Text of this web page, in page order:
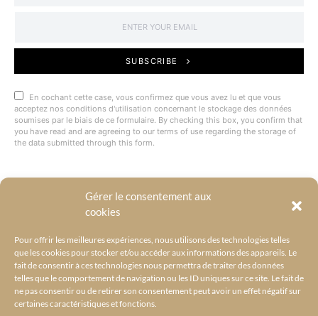
Gérer le consentement aux
cookies
Pour offrir les meilleures expériences, nous utilisons des technologies telles
que les cookies pour stocker et/ou accéder aux informations des appareils. Le
fait de consentir à ces technologies nous permettra de traiter des données
telles que le comportement de navigation ou les ID uniques sur ce site. Le fait de
ne pas consentir ou de retirer son consentement peut avoir un effet négatif sur
certaines caractéristiques et fonctions.
SUBSCRIBE
En cochant cette case, vous confirmez que vous avez lu et que vous
acceptez nos conditions d'utilisation concernant le stockage des données
soumises par le biais de ce formulaire. By checking this box, you confirm that
you have read and are agreeing to our terms of use regarding the storage of
the data submitted through this form.
@BYRACKEL